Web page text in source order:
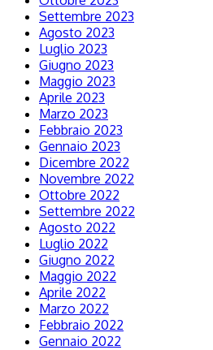
Settembre 2023
Agosto 2023
Luglio 2023
Giugno 2023
Maggio 2023
Aprile 2023
Marzo 2023
Febbraio 2023
Gennaio 2023
Dicembre 2022
Novembre 2022
Ottobre 2022
Settembre 2022
Agosto 2022
Luglio 2022
Giugno 2022
Maggio 2022
Aprile 2022
Marzo 2022
Febbraio 2022
Gennaio 2022